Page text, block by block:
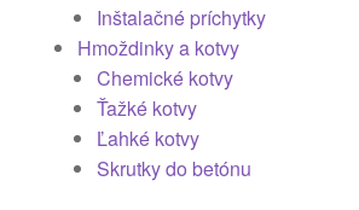
Inštalačné príchytky
Hmoždinky a kotvy
Chemické kotvy
Ťažké kotvy
Ľahké kotvy
Skrutky do betónu